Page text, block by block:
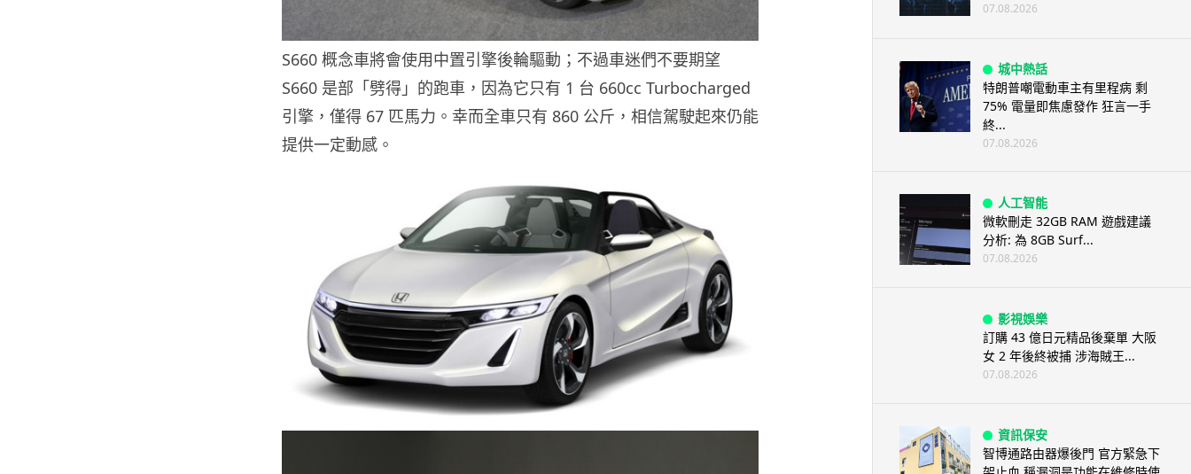
S660 概念車將會使用中置引擎後輪驅動；不過車迷們不要期望
S660 是部「劈得」的跑車，因為它只有 1 台 660cc Turbocharged
引擎，僅得 67 匹馬力。幸而全車只有 860 公斤，相信駕駛起來仍能
提供一定動感。
07.08.2026
城中熱話
特朗普嘲電動車主有里程病 剩
75% 電量即焦慮發作 狂言一手
終...
07.08.2026
人工智能
微軟刪走 32GB RAM 遊戲建議
分析: 為 8GB Surf...
07.08.2026
影視娛樂
訂購 43 億日元精品後棄單 大阪
女 2 年後終被捕 涉海賊王...
07.08.2026
資訊保安
智博通路由器爆後門 官方緊急下